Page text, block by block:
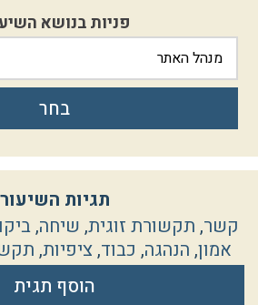
פניות בנושא
מנהל האתר
בחר
תגיות השיעור
קשר, תקשורת זוגית, שיחה,
אמון, הנהגה, כבוד,ציפיות,
הוסף תגית